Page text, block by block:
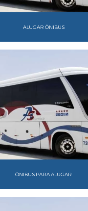
ALUGAR ÔNIBUS
ÔNIBUS PARA ALUGAR